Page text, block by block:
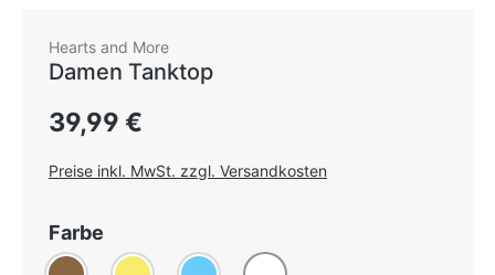
Hearts and More
Damen Tanktop
Regulärer Preis:
39,99 €
Preise inkl. MwSt. zzgl. Versandkosten
Farbe